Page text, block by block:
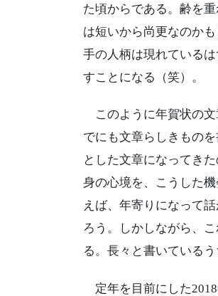
た頃からである。齢を
は短いから尚更なのか
手の人柄は現れている
すことになる（笑）。
このように年賀状の文
でにも文章らしきもの
とした文章になってき
身の心境を、こうした
えば、年寄りになって
ろう。しかしながら、
る。長々と書いている
定年を目前にした